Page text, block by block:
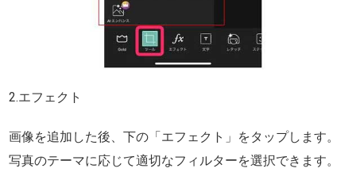
2.エフェクト
画像を追加した後、下の「エフェクト」をタップします。
写真のテーマに応じて適切なフィルターを選択できます。